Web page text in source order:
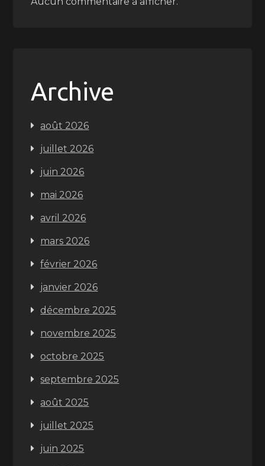
Archive
août 2026
juillet 2026
juin 2026
mai 2026
avril 2026
mars 2026
février 2026
janvier 2026
décembre 2025
novembre 2025
octobre 2025
septembre 2025
août 2025
juillet 2025
juin 2025